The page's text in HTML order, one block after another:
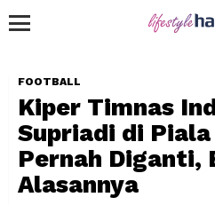
FOOTBALL
Kiper Timnas
Supriadi di Piala
Pernah Diganti,
Alasannya